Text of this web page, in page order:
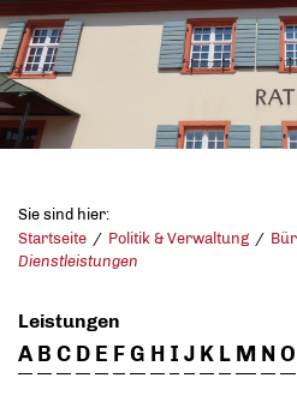
Sie sind hier:
Startseite
Politik & Verwaltung
Dienstleistungen
Leistungen
A B C D E FG H I J K L M NO